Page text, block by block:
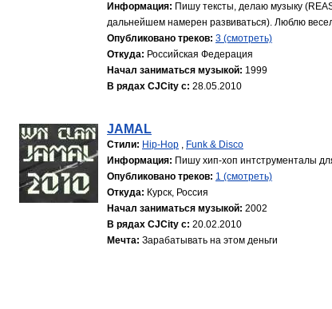
Информация: Пишу тексты, делаю музыку
дальнейшем намерен развиваться). Люблю
Опубликовано треков: 3 (смотреть)
Откуда: Российская Федерация
Начал заниматься музыкой: 1999
В рядах CJCity с: 28.05.2010
JAMAL
Стили: Hip-Hop , Funk & Disco
Информация: Пишу хип-хоп интструменталы
Опубликовано треков: 1 (смотреть)
Откуда: Курск, Россия
Начал заниматься музыкой: 2002
В рядах CJCity с: 20.02.2010
Мечта: Зарабатывать на этом деньги